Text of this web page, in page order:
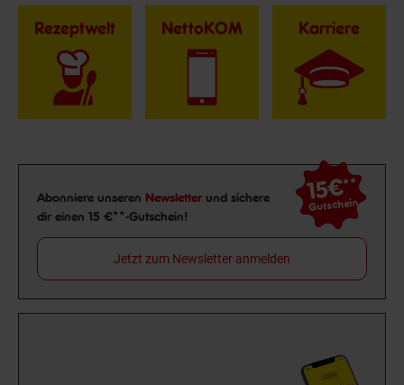
Rezeptwelt NettoKOM Karriere
Newsletter Anmeldung
Abonniere unseren Newsletter und sichere
dir einen 15 €**-Gutschein!
15€**
Gutschein
Jetzt zum Newsletter anmelden